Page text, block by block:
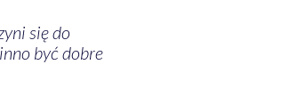
się do
być dobre